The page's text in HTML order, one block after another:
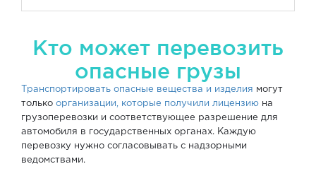
Кто может перевозить
опасные грузы
Транспортировать опасные вещества и изделия могут
только организации, которые получили лицензию на
грузоперевозки и соответствующее разрешение для
автомобиля в государственных органах. Каждую
перевозку нужно согласовывать с надзорными
ведомствами.